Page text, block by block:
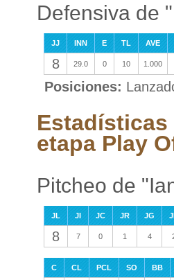
Defensiva de
JJ INN E TL AVE
8 29.0 0 10 1.000
Posiciones:
Estadísticas
etapa Play
Pitcheo de
JL JI JC JR JG
8 7 0 1 4
C CL PCL SO BB